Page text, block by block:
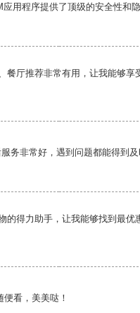
用程序提供了顶级的安全性和隐
餐厅推荐非常有用，让我能够享
务非常好，遇到问题都能得到及
的得力助手，让我能够找到最优
看，美美哒！